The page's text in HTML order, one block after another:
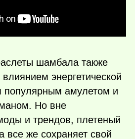
шамбала также
энергетической
популярным амулетом и
Но вне
и трендов, плетеный
все же сохраняет свой